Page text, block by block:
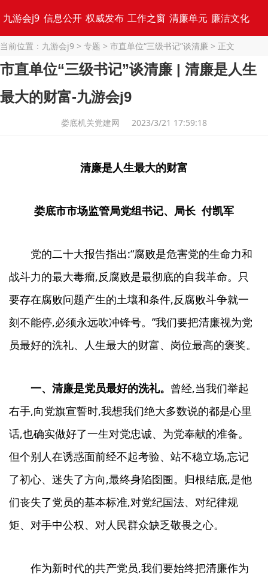
九游会j9 信息公开 权威发布 工作之窗 清廉单元 廉洁文化
专题集锦
当前位置： 九游会j9 > 专题 > 市直单位“三级书记”谈清廉 > 正文
市直单位“三级书记”谈清廉 | 清廉是人生
最大的财富-九游会j9
娄底机关党建网 2023/3/21 17:59:18
清廉是人生最大的财富
娄底市市场监管局党组书记、局长 付凯军
党的二十大报告指出:“腐败是危害党的生命力和
战斗力的最大毒瘤,反腐败是最彻底的自我革命。只
要存在腐败问题产生的土壤和条件,反腐败斗争就一
刻不能停,必须永远吹冲锋号。”我们要把清廉视为党
员最好的洗礼、人生最大的财富、岗位最高的褒奖。
一、清廉是党员最好的洗礼。 曾经,当我们举起
右手,向党旗宣誓时,我想我们绝大多数说的都是心里
话,也确实做好了一生对党忠诚、为党奉献的准备。
但个别人在诱惑面前经不起考验、站不稳立场,忘记
了初心、迷失了方向,最终身陷囹圄。归根结底,是他
们丧失了党员的基本标准,对党纪国法、对纪律规
矩、对手中公权、对人民群众缺乏敬畏之心。
作为新时代的共产党员,我们要始终把清廉作为